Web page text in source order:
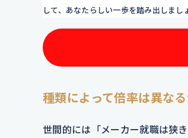
して、あなたらしい一歩を踏み出しまし
種類によって倍率は異な
世間的には「メーカー就職は狭